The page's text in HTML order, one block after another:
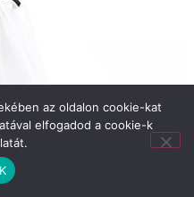
az oldalon cookie-kat
elfogadod a cookie-k